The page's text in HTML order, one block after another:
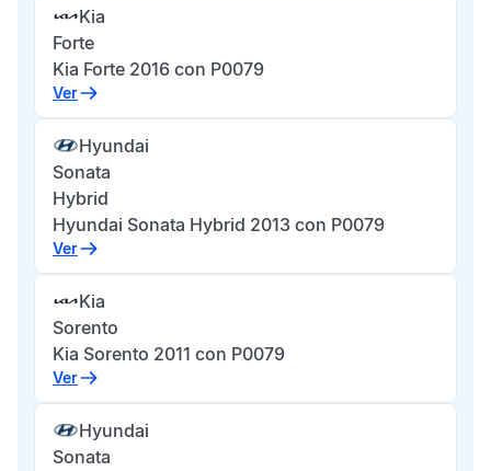
Kia
Forte
Kia Forte 2016 con P0079
Ver
Hyundai
Sonata
Hybrid
Hyundai Sonata Hybrid 2013 con P0079
Ver
Kia
Sorento
Kia Sorento 2011 con P0079
Ver
Hyundai
Sonata